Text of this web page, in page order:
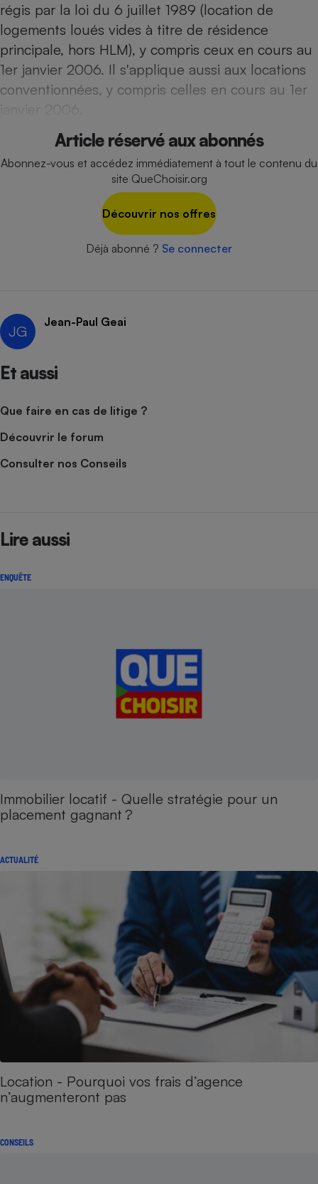
régis par la loi du 6 juillet 1989 (location de
logements loués vides à titre de résidence
principale, hors HLM), y compris ceux en cours au
1er janvier 2006. Il s'applique aussi aux locations
conventionnées, y compris celles en cours au 1er
janvier 2006.
Article réservé aux abonnés
Abonnez-vous et accédez immédiatement à tout le contenu du
site QueChoisir.org
Découvrir nos offres
Déjà abonné ? Se connecter
JG
Jean-Paul Geai
Et aussi
Que faire en cas de litige ?
Découvrir le forum
Consulter nos Conseils
Lire aussi
ENQUÊTE
Immobilier locatif - Quelle stratégie pour un
placement gagnant ?
ACTUALITÉ
Location - Pourquoi vos frais d’agence
n’augmenteront pas
CONSEILS
Climatiseur -
Cafetière à expressos
Antivirus
Climatiseur -
Ventilateur